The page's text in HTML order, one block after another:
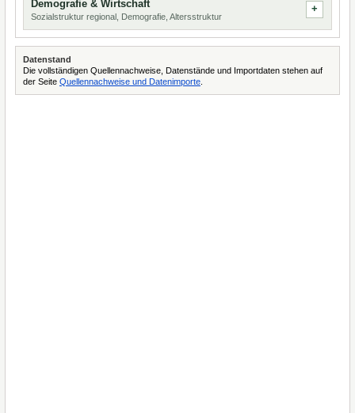
Demografie & Wirtschaft
Sozialstruktur regional, Demografie, Altersstruktur
Datenstand
Die vollständigen Quellennachweise, Datenstände und Importdaten stehen auf
der Seite Quellennachweise und Datenimporte